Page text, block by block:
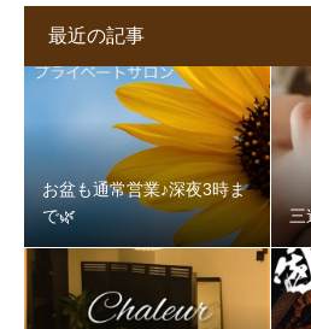
最近の記事
お盆も通常営業♪深夜3時ま
で🌿‬
三